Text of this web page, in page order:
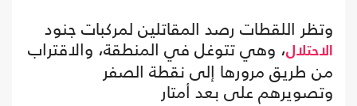
وتظر اللقطات رصد المقاتلين لمركبات جنود
الاحتلال، وهي تتوغل في المنطقة، والاقتراب
من طريق مرورها إلى نقطة الصفر
وتصويرهم على بعد أمتار